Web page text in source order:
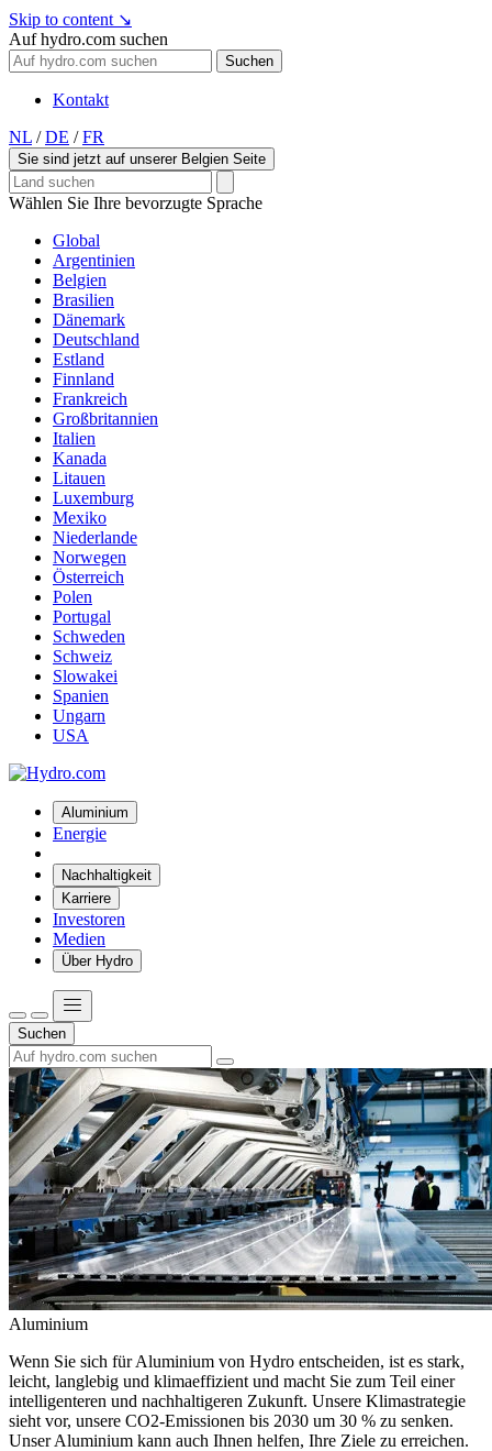
Skip to content ↘
Auf hydro.com suchen
Suchen
Kontakt
NL / DE / FR
Sie sind jetzt auf unserer Belgien Seite
Wählen Sie Ihre bevorzugte Sprache
Global
Argentinien
Belgien
Brasilien
Dänemark
Deutschland
Estland
Finnland
Frankreich
Großbritannien
Italien
Kanada
Litauen
Luxemburg
Mexiko
Niederlande
Norwegen
Österreich
Polen
Portugal
Schweden
Schweiz
Slowakei
Spanien
Ungarn
USA
Aluminium
Energie
Nachhaltigkeit
Karriere
Investoren
Medien
Über Hydro
Suchen
Aluminium
Wenn Sie sich für Aluminium von Hydro entscheiden, ist es stark,
leicht, langlebig und klimaeffizient und macht Sie zum Teil einer
intelligenteren und nachhaltigeren Zukunft. Unsere Klimastrategie
sieht vor, unsere CO2-Emissionen bis 2030 um 30 % zu senken.
Unser Aluminium kann auch Ihnen helfen, Ihre Ziele zu erreichen.